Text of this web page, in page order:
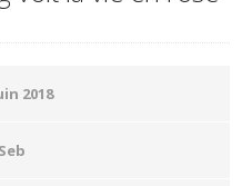
2018
Seb